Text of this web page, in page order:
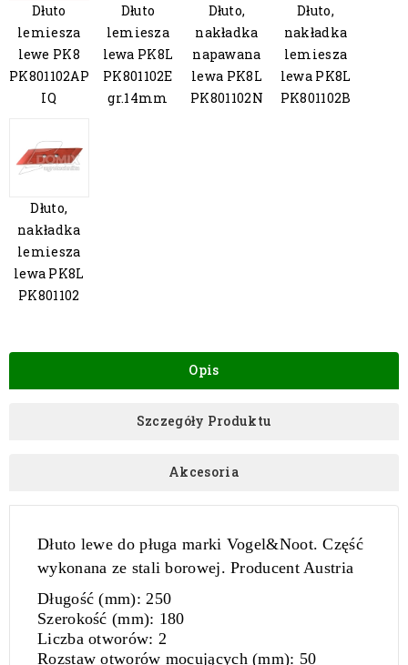
Dłuto
lemiesza
lewe PK8
PK801102AP
IQ
Dłuto
lemiesza
lewa PK8L
PK801102E
gr.14mm
Dłuto,
nakładka
napawana
lewa PK8L
PK801102N
Dłuto,
nakładka
lemiesza
lewa PK8L
PK801102B
Dłuto,
nakładka
lemiesza
lewa PK8L
PK801102
Opis
Szczegóły Produktu
Akcesoria
Dłuto lewe do pługa marki Vogel&Noot. Część
wykonana ze stali borowej. Producent Austria
Długość (mm):250
Szerokość (mm): 180
Liczba otworów: 2
Rozstaw otworów mocujących (mm): 50